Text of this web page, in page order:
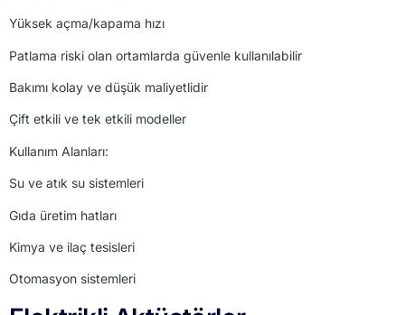
Yüksek açma/kapama hızı
Patlama riski olan ortamlarda güvenle kullanılabilir
Bakımı kolay ve düşük maliyetlidir
Çift etkili ve tek etkili modeller
Kullanım Alanları:
Su ve atık su sistemleri
Gıda üretim hatları
Kimya ve ilaç tesisleri
Otomasyon sistemleri